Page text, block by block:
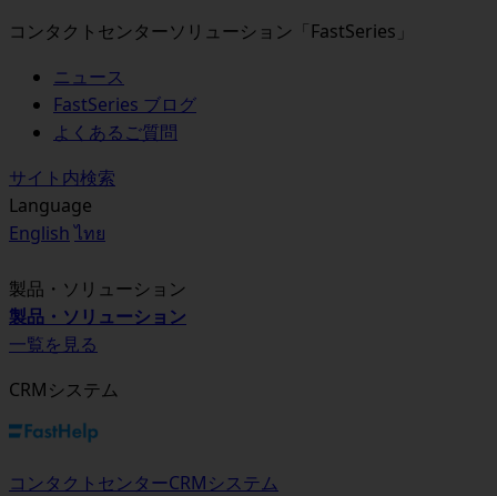
コンタクトセンターソリューション「FastSeries」
ニュース
FastSeries ブログ
よくあるご質問
サイト内検索
Language
English ไทย
製品・ソリューション
製品・ソリューション
一覧を見る
CRMシステム
コンタクトセンターCRMシステム